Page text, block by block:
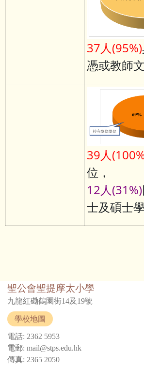
37人(95%)
憑或教師
39人
位，
12人(31%)
士及碩士
聖公會聖提摩太小學
九龍紅磡鶴園街14及19號
學校地圖
電話: 2362 5953
電郵: mail@stps.edu.hk
傳真: 2365 2050